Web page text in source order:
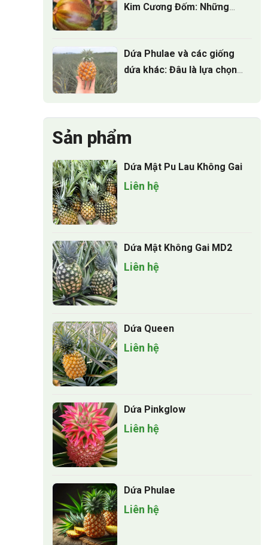
Kim Cương Đốm: Những
Dứa Phulae và các giống
dứa khác: Đâu là lựa chọn
Sản phẩm
Dứa Mật Pu Lau Không Gai
Liên hệ
Dứa Mật Không Gai MD2
Liên hệ
Dứa Queen
Liên hệ
Dứa Pinkglow
Liên hệ
Dứa Phulae
Liên hệ